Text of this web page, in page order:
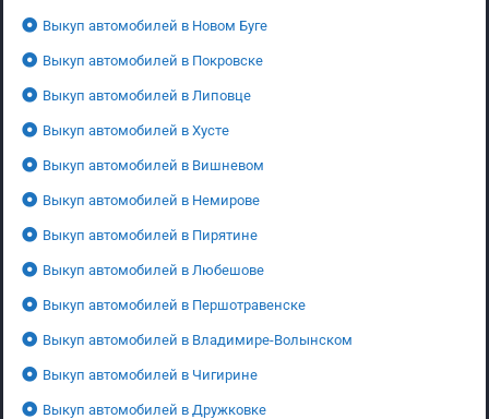
Выкуп автомобилей в Новом Буге
Выкуп автомобилей в Покровске
Выкуп автомобилей в Липовце
Выкуп автомобилей в Хусте
Выкуп автомобилей в Вишневом
Выкуп автомобилей в Немирове
Выкуп автомобилей в Пирятине
Выкуп автомобилей в Любешове
Выкуп автомобилей в Першотравенске
Выкуп автомобилей в Владимире-Волынском
Выкуп автомобилей в Чигирине
Выкуп автомобилей в Дружковке